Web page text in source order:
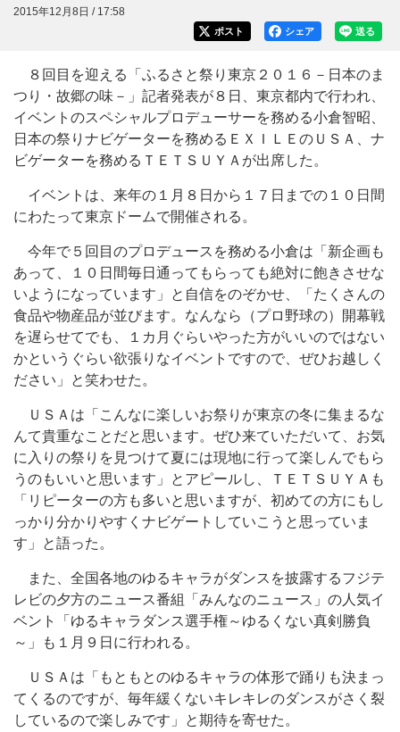
2015年12月8日 / 17:58
送る
シェア
ポスト
８回目を迎える「ふるさと祭り東京２０１６－日本のま
つり・故郷の味－」記者発表が８日、東京都内で行われ、
イベントのスペシャルプロデューサーを務める小倉智昭、
日本の祭りナビゲーターを務めるＥＸＩＬＥのＵＳＡ、ナ
ビゲーターを務めるＴＥＴＳＵＹＡが出席した。
イベントは、来年の１月８日から１７日までの１０日間
にわたって東京ドームで開催される。
今年で５回目のプロデュースを務める小倉は「新企画も
あって、１０日間毎日通ってもらっても絶対に飽きさせな
いようになっています」と自信をのぞかせ、「たくさんの
食品や物産品が並びます。なんなら（プロ野球の）開幕戦
を遅らせてでも、１カ月ぐらいやった方がいいのではない
かというぐらい欲張りなイベントですので、ぜひお越しく
ださい」と笑わせた。
ＵＳＡは「こんなに楽しいお祭りが東京の冬に集まるな
んて貴重なことだと思います。ぜひ来ていただいて、お気
に入りの祭りを見つけて夏には現地に行って楽しんでもら
うのもいいと思います」とアピールし、ＴＥＴＳＵＹＡも
「リピーターの方も多いと思いますが、初めての方にもし
っかり分かりやすくナビゲートしていこうと思っていま
す」と語った。
また、全国各地のゆるキャラがダンスを披露するフジテ
レビの夕方のニュース番組「みんなのニュース」の人気イ
ベント「ゆるキャラダンス選手権～ゆるくない真剣勝負
～」も１月９日に行われる。
ＵＳＡは「もともとのゆるキャラの体形で踊りも決まっ
てくるのですが、毎年緩くないキレキレのダンスがさく裂
しているので楽しみです」と期待を寄せた。